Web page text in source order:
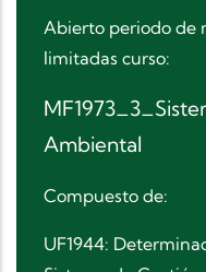
Abierto periodo de
limitadas curso:
Ambiental
Compuesto de:
UF1944: